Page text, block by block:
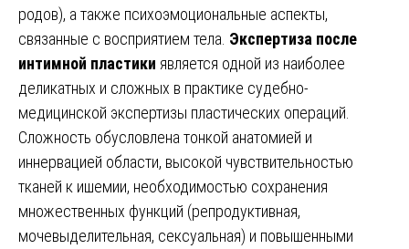
родов), а также психоэмоциональные аспекты,
связанные с восприятием тела. Экспертиза после
интимной пластики является одной из наиболее
деликатных и сложных в практике судебно-
медицинской экспертизы пластических операций.
Сложность обусловлена тонкой анатомией и
иннервацией области, высокой чувствительностью
тканей к ишемии, необходимостью сохранения
множественных функций (репродуктивная,
мочевыделительная, сексуальная) и повышенными